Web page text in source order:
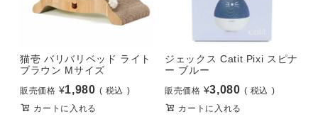
猫壱 バリバリベッド ライト
ブラウン Mサイズ
販売価格 ¥1,980
税込
カートに入れる
ジェックス Catit Pixi スピナ
ー ブルー
販売価格 ¥3,080
税込
カートに入れる